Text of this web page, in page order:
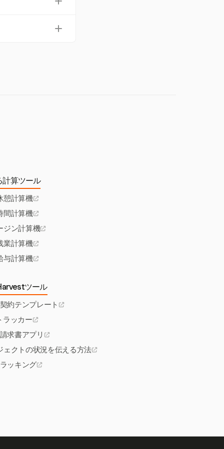
計算ツール
憩計算機
間計算機
ジン計算機
業計算機
与計算機
ツール
約テンプレート
ラッカー
求書アプリ
ェクトの状況を伝える方法
ッキング